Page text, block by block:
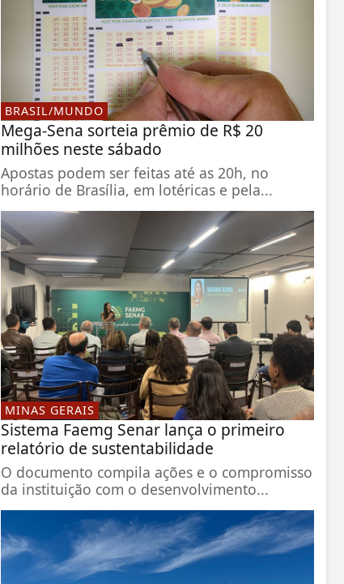
BRASIL/MUNDO
Mega-Sena sorteia prêmio de R$ 20
milhões neste sábado
Apostas podem ser feitas até as 20h, no
horário de Brasília, em lotéricas e pela...
MINAS GERAIS
Sistema Faemg Senar lança o primeiro
relatório de sustentabilidade
O documento compila ações e o compromisso
da instituição com o desenvolvimento...